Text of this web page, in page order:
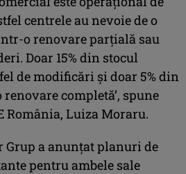
centrele au nevoie de o
o renovare parţială sau
Doar 15% din stocul
de modificări şi doar 5% din
completă’, spune
România, Luiza Moraru.
Grup a anunţat planuri de
pentru ambele sale